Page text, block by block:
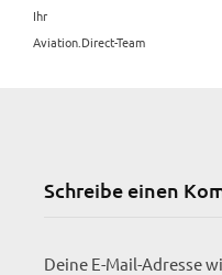
Ihr
Aviation.Direct-Team
Schreibe einen
Deine E-Mail-Adresse